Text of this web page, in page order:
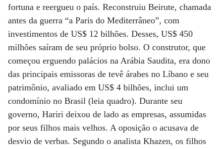
fortuna e reergueu o país. Reconstruiu Beirute, chamada
antes da guerra “a Paris do Mediterrâneo”, com
investimentos de US$ 12 bilhões. Desses, US$ 450
milhões saíram de seu próprio bolso. O construtor, que
começou erguendo palácios na Arábia Saudita, era dono
das principais emissoras de tevê árabes no Líbano e seu
patrimônio, avaliado em US$ 4 bilhões, inclui um
condomínio no Brasil (leia quadro). Durante seu
governo, Hariri deixou de lado as empresas, assumidas
por seus filhos mais velhos. A oposição o acusava de
desvio de verbas. Segundo o analista Khazen, os filhos